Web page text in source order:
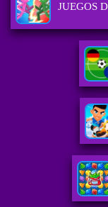
JUEGOS